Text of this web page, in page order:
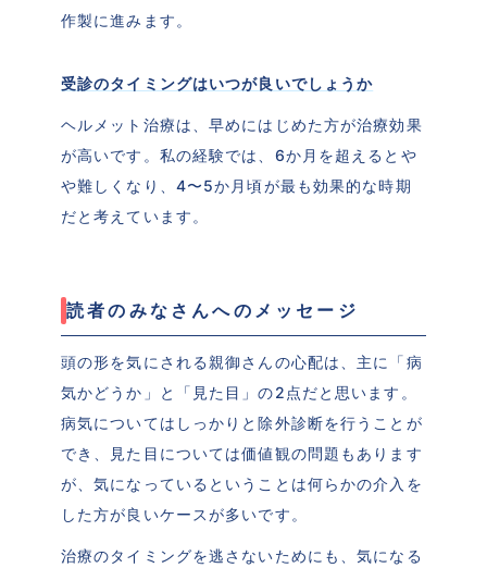
作製に進みます。
受診のタイミングはいつが良いでしょうか
ヘルメット治療は、早めにはじめた方が治療効果
が高いです。私の経験では、6か月を超えるとや
や難しくなり、4〜5か月頃が最も効果的な時期
だと考えています。
読者のみなさんへのメッセージ
頭の形を気にされる親御さんの心配は、主に「病
気かどうか」と「見た目」の2点だと思います。
病気についてはしっかりと除外診断を行うことが
でき、見た目については価値観の問題もあります
が、気になっているということは何らかの介入を
した方が良いケースが多いです。
治療のタイミングを逃さないためにも、気になる